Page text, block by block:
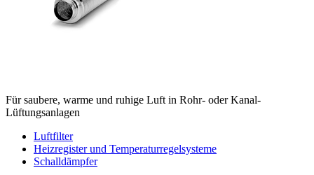
Für saubere, warme und ruhige Luft in Rohr- oder Kanal-
Lüftungsanlagen
Luftfilter
Heizregister und Temperaturregelsysteme
Schalldämpfer